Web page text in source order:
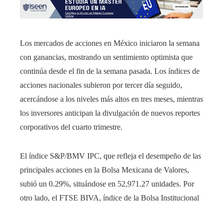
Los mercados de acciones en México iniciaron la semana
con ganancias, mostrando un sentimiento optimista que
continúa desde el fin de la semana pasada. Los índices de
acciones nacionales subieron por tercer día seguido,
acercándose a los niveles más altos en tres meses, mientras
los inversores anticipan la divulgación de nuevos reportes
corporativos del cuarto trimestre.
El índice S&P/BMV IPC, que refleja el desempeño de las
principales acciones en la Bolsa Mexicana de Valores,
subió un 0.29%, situándose en 52,971.27 unidades. Por
otro lado, el FTSE BIVA, índice de la Bolsa Institucional